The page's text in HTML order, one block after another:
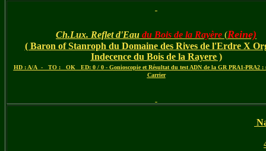
Ch.Lux. Reflet d'Eau du Bois de la Rayère (Reine)
( Baron of Stanroph du Domaine des Rives de l'Erdre X
Indecence du Bois de la Rayere )
HD : A/A - TO : OK ED: 0 / 0 - Gonioscopie et Résultat du test ADN de la GR PRA1-PRA2 :
Carrier